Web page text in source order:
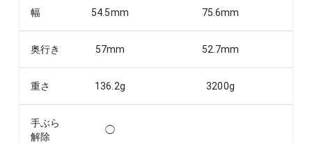
幅 54.5mm 75.6mm
奥行き 57mm 52.7mm
重さ 136.2g 3200g
手ぶら
解除
◯